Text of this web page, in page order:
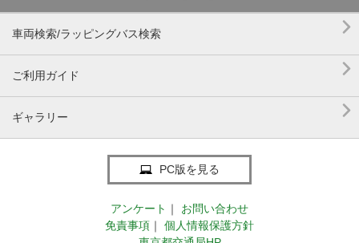
車両検索/ラッピングバス検索 
ご利用ガイド 
ギャラリー 
PC版を見る
アンケート ｜
お問い合わせ
免責事項 ｜
個人情報保護方針